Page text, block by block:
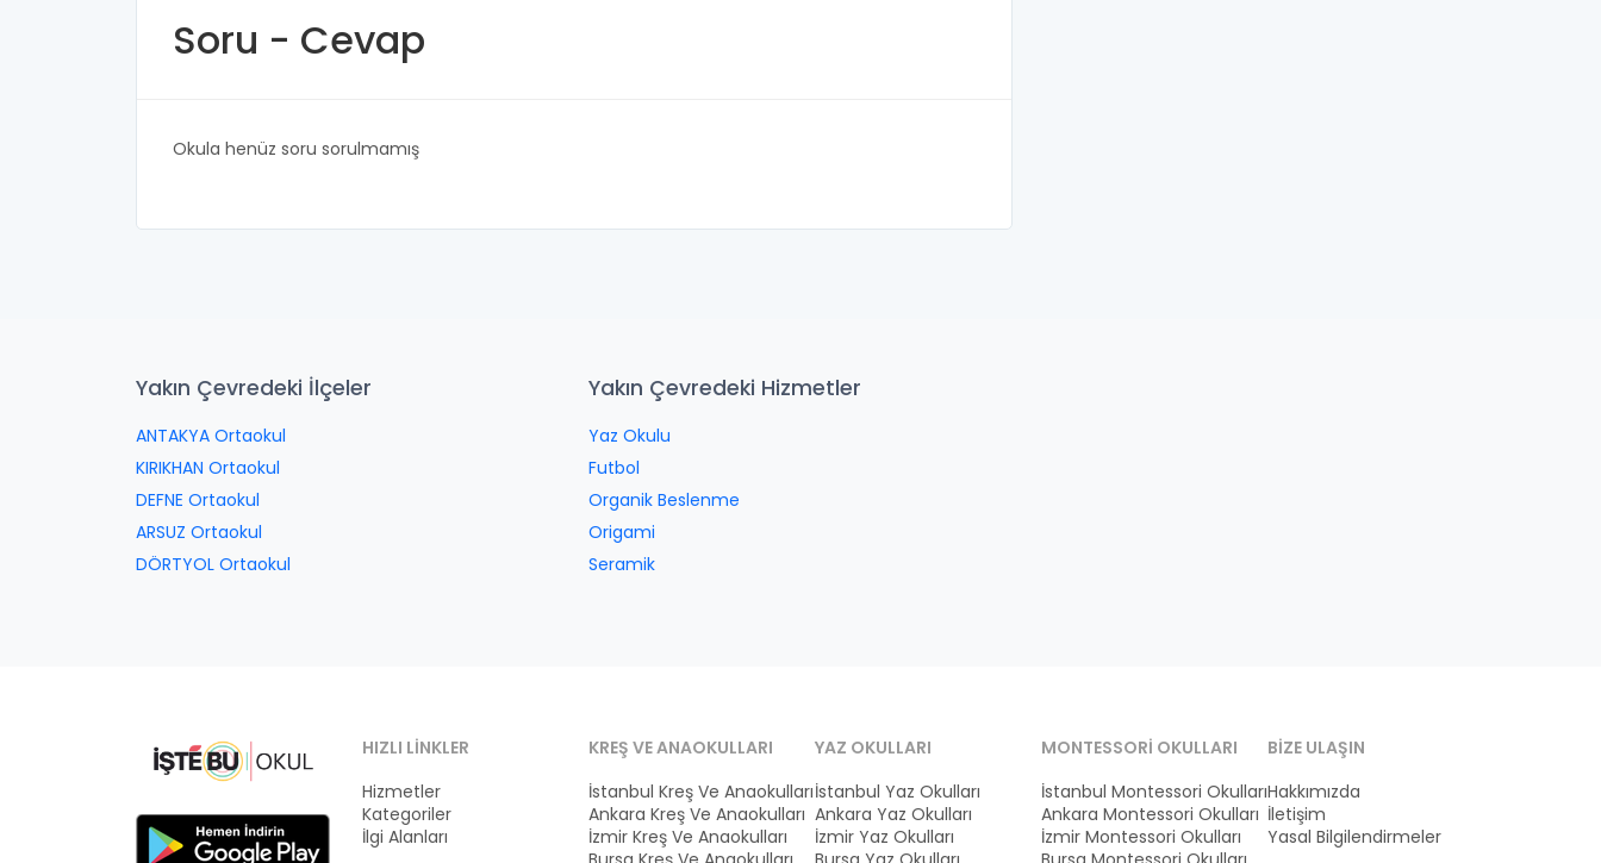
Soru - Cevap
Okula henüz soru sorulmamış
Yakın Çevredeki İlçeler
ANTAKYA Ortaokul
KIRIKHAN Ortaokul
DEFNE Ortaokul
ARSUZ Ortaokul
DÖRTYOL Ortaokul
Yakın Çevredeki Hizmetler
Yaz Okulu
Futbol
Organik Beslenme
Origami
Seramik
HIZLI LINKLER
Hizmetler
Kategoriler
İlgi Alanları
KREŞ VE ANAOKULLARI
İstanbul Kreş Ve Anaokulları
Ankara Kreş Ve Anaokulları
İzmir Kreş Ve Anaokulları
YAZ OKULLARI
İstanbul Yaz Okulları
Ankara Yaz Okulları
İzmir Yaz Okulları
MONTESSORI OKULLARI
İstanbul Montessori Okulları
Ankara Montessori Okulları
İzmir Montessori Okulları
BIZE ULAŞIN
Hakkımızda
İletişim
Yasal Bilgilendirmeler